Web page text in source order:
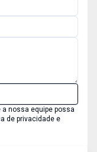
nossa equipe possa
de privacidade e